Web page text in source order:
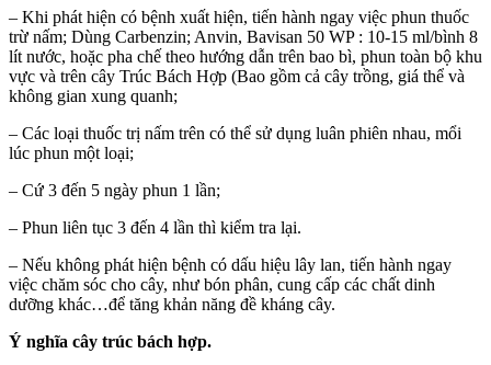
– Khi phát hiện có bệnh xuất hiện, tiến hành ngay việc phun thuốc
trừ nấm; Dùng Carbenzin; Anvin, Bavisan 50 WP : 10-15 ml/bình 8
lít nước, hoặc pha chế theo hướng dẫn trên bao bì, phun toàn bộ khu
vực và trên cây Trúc Bách Hợp (Bao gồm cả cây trồng, giá thể và
không gian xung quanh;
– Các loại thuốc trị nấm trên có thể sử dụng luân phiên nhau, mổi
lúc phun một loại;
– Cứ 3 đến 5 ngày phun 1 lần;
– Phun liên tục 3 đến 4 lần thì kiểm tra lại.
– Nếu không phát hiện bệnh có dấu hiệu lây lan, tiến hành ngay
việc chăm sóc cho cây, như bón phân, cung cấp các chất dinh
dưỡng khác…để tăng khản năng đề kháng cây.
Ý nghĩa cây trúc bách hợp.